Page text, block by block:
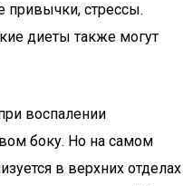
привычки, стрессы.
диеты также могут
воспалении
боку. Но на самом
в верхних отделах